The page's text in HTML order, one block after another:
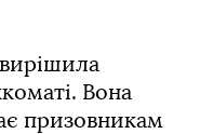
Вона
призовникам